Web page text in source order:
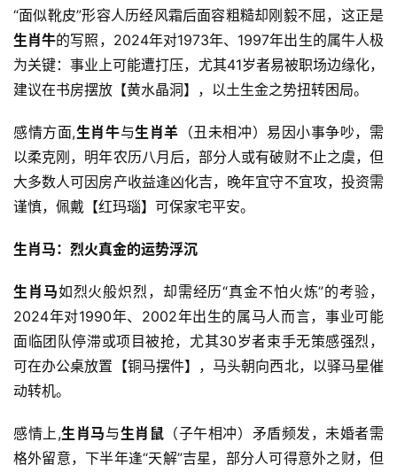
“面似靴皮”形容人历经风霜后面容粗糙却刚毅不屈，这正是
生肖牛的写照，2024年对1973年、1997年出生的属牛人极
为关键：事业上可能遭打压，尤其41岁者易被职场边缘化，
建议在书房摆放【黄水晶洞】，以土生金之势扭转困局。
感情方面,生肖牛与生肖羊 （丑未相冲）易因小事争吵，需
以柔克刚，明年农历八月后，部分人或有破财不止之虞，但
大多数人可因房产收益逢凶化吉，晚年宜守不宜攻，投资需
谨慎，佩戴【红玛瑙】可保家宅平安。
生肖马：烈火真金的运势浮沉
生肖马如烈火般炽烈，却需经历“真金不怕火炼”的考验，
2024年对1990年、2002年出生的属马人而言，事业可能
面临团队停滞或项目被抢，尤其30岁者束手无策感强烈，
可在办公桌放置【铜马摆件】，马头朝向西北，以驿马星催
动转机。
感情上,生肖马与生肖鼠 （子午相冲）矛盾频发，未婚者需
格外留意，下半年逢“天解”吉星，部分人可得意外之财，但